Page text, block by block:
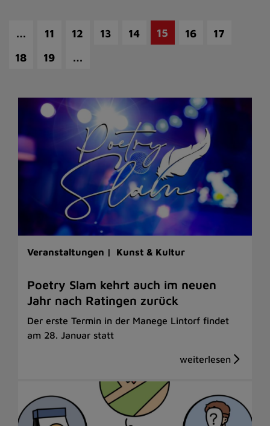
… 11 12 13 14 15 16
17
18
19 …
Veranstaltungen | Kunst & Kultur
Poetry Slam kehrt auch im neuen
Jahr nach Ratingen zurück
Der erste Termin in der Manege Lintorf findet
am 28. Januar statt